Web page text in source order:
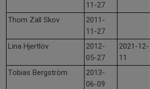
11-27
Thom Zäll Skov
2011-
11-27
Lina Hjertlöv
2012-
05-27
2021-12-
11
Tobias Bergström
2013-
06-09